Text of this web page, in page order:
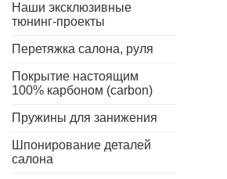
Наши эксклюзивные
тюнинг-проекты
Перетяжка салона, руля
Покрытие настоящим
100% карбоном (carbon)
Пружины для занижения
Шпонирование деталей
салона